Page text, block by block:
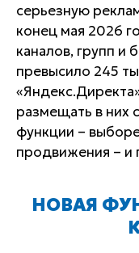
серьезную
конец мая 2026
каналов, групп и
превысило 245
размещать в них
функции –
продвижения – и
НОВАЯ